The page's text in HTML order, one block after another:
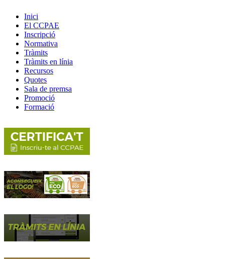
Inici
El CCPAE
Inscripció
Normativa
Tràmits
Tràmits en línia
Recursos
Quotes
Sala de premsa
Promoció
Formació